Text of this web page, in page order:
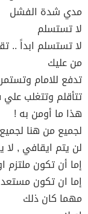
مدي شدة الفشل
لا تستسلم
لا تستسلم ابداً ..
من عليك
تدفع للامام
تتأقلم وتتغلب
هذا ما أومن به !
لجميع من هنا
لن يتم ايقافي ,
إما أن تكون ملتزم
إما ان تكون
مهما كان ذلك